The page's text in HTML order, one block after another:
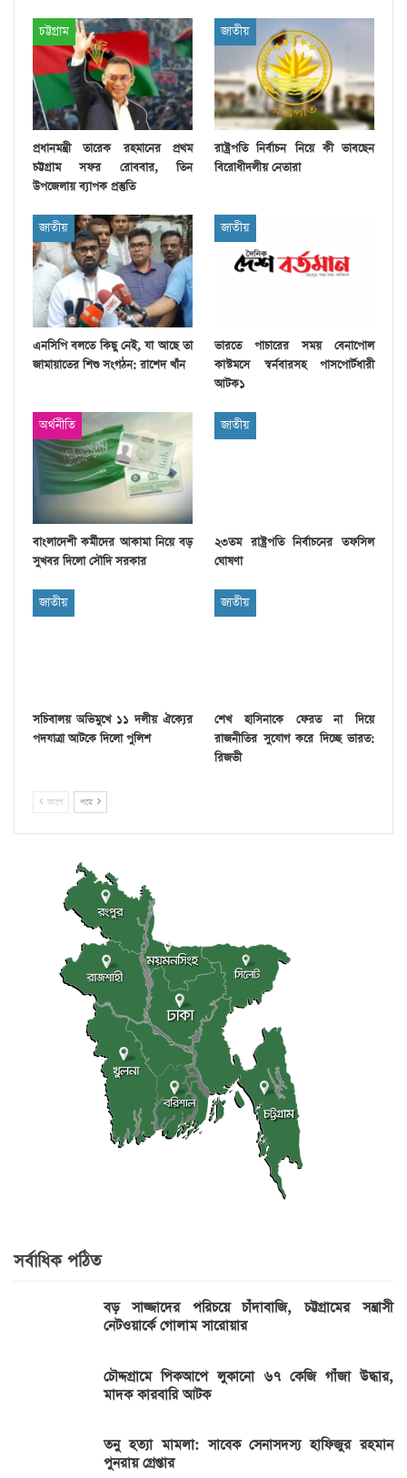
চট্টগ্রাম
প্রধানমন্ত্রী তারেক রহমানের প্রথম
চট্টগ্রাম সফর রোববার, তিন
উপজেলায় ব্যাপক প্রস্তুতি
জাতীয়
রাষ্ট্রপতি নির্বাচন নিয়ে কী ভাবছেন
বিরোধীদলীয় নেতারা
জাতীয়
এনসিপি বলতে কিছু নেই, যা আছে তা
জামায়াতের শিশু সংগঠন: রাশেদ খাঁন
জাতীয়
ভারতে পাচারের সময় বেনাপোল
কাস্টমসে স্বর্নবারসহ পাসপোর্টধারী
আটক১
অর্থনীতি
বাংলাদেশী কর্মীদের আকামা নিয়ে বড়
সুখবর দিলো সৌদি সরকার
জাতীয়
২৩তম রাষ্ট্রপতি নির্বাচনের তফসিল
ঘোষণা
জাতীয়
সচিবালয় অভিমুখে ১১ দলীয় ঐক্যের
পদযাত্রা আটকে দিলো পুলিশ
জাতীয়
শেখ হাসিনাকে ফেরত না দিয়ে
রাজনীতির সুযোগ করে দিচ্ছে ভারত:
রিজভী
আগে পরে
সর্বাধিক পঠিত
বড় সাজ্জাদের পরিচয়ে চাঁদাবাজি, চট্টগ্রামের সন্ত্রাসী
নেটওয়ার্কে গোলাম সারোয়ার
চৌদ্দগ্রামে পিকআপে লুকানো ৬৭ কেজি গাঁজা উদ্ধার,
মাদক কারবারি আটক
তনু হত্যা মামলা: সাবেক সেনাসদস্য হাফিজুর রহমান
পুনরায় গ্রেপ্তার